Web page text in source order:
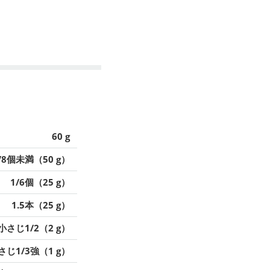
60 g
個未満（50 g）
1/6個（25 g）
1.5本（25 g）
さじ1/2（2 g）
じ1/3強（1 g）